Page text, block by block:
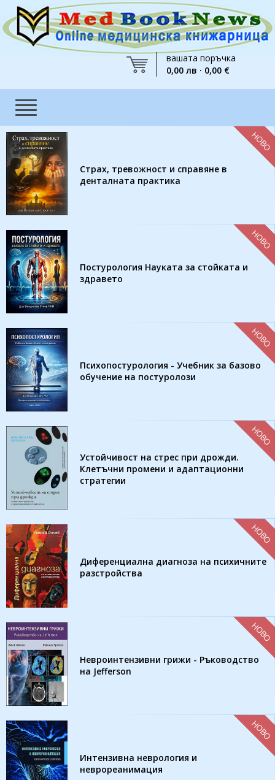
вашата поръчка
0,00 лв · 0,00 €
Страх, тревожност и справяне в
денталната практика
НОВО
Постурология Науката за стойката и
здравето
НОВО
Психопостурология - Учебник за базово
обучение на постуролози
НОВО
Устойчивост на стрес при дрожди.
Клетъчни промени и адаптационни
стратегии
НОВО
Диференциална диагноза на психичните
разстройства
НОВО
Невроинтензивни грижи - Ръководство
на Jefferson
НОВО
Интензивна неврология и
неврореанимация
НОВО